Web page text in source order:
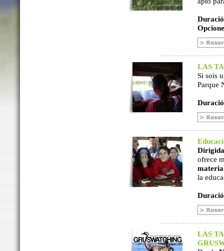
LAS
Si sois
Parque
ofrece
la
LAS